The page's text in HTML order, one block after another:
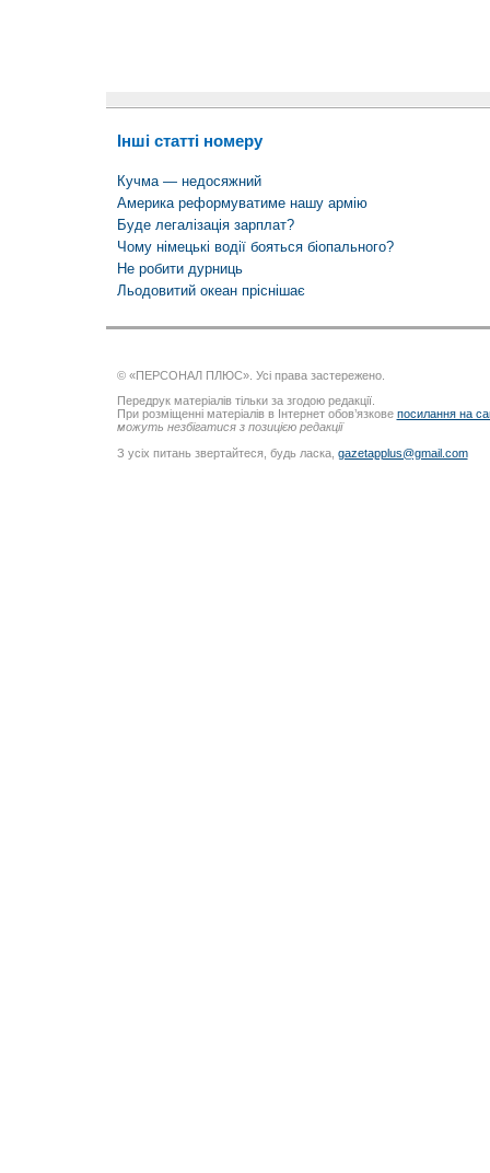
Інші статті номеру
Кучма — недосяжний
Америка реформуватиме нашу армію
Буде легалізація зарплат?
Чому німецькі водії бояться біопального?
Не робити дурниць
Льодовитий океан пріснішає
© «ПЕРСОНАЛ ПЛЮС». Усі права застережено.
Передрук матеріалів тільки за згодою редакції.
При розміщенні матеріалів в Інтернет обов’язкове посилання на
можуть незбігатися з позицією редакції
З усіх питань звертайтеся, будь ласка, gazetapplus@gmail.com